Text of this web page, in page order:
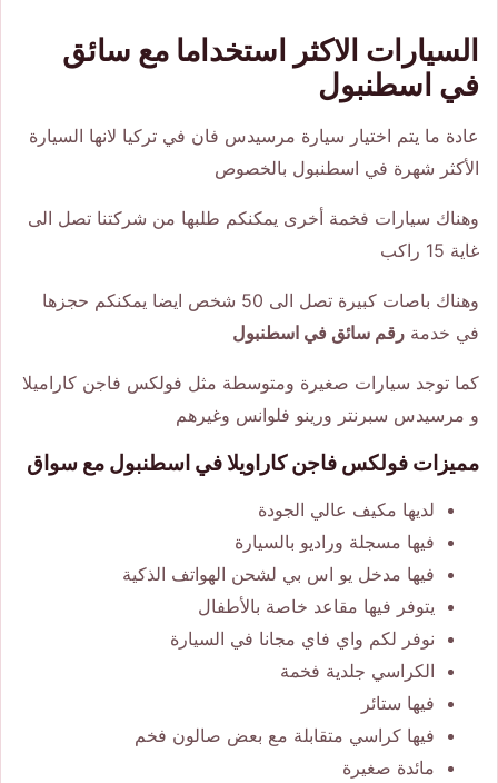
السيارات الاكثر استخداما مع سائق
في اسطنبول
عادة ما يتم اختيار سيارة مرسيدس فان في تركيا لانها السيارة
الأكثر شهرة في اسطنبول بالخصوص
وهناك سيارات فخمة أخرى يمكنكم طلبها من شركتنا تصل الى
غاية 15 راكب
وهناك باصات كبيرة تصل الى 50 شخص ايضا يمكنكم حجزها
في خدمة رقم سائق في اسطنبول
كما توجد سيارات صغيرة ومتوسطة مثل فولكس فاجن كاراميلا
و مرسيدس سبرنتر ورينو فلوانس وغيرهم
مميزات فولكس فاجن كاراويلا في اسطنبول مع سواق
لديها مكيف عالي الجودة
فيها مسجلة وراديو بالسيارة
فيها مدخل يو اس بي لشحن الهواتف الذكية
يتوفر فيها مقاعد خاصة بالأطفال
نوفر لكم واي فاي مجانا في السيارة
الكراسي جلدية فخمة
فيها ستائر
فيها كراسي متقابلة مع بعض صالون فخم
مائدة صغيرة